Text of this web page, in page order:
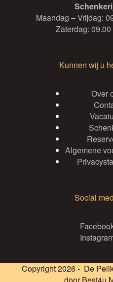
Maandag – Vrijdag:
Zaterdag:
Kunnen wij u
Over
Algemene
Social
Copyright 2026 - De